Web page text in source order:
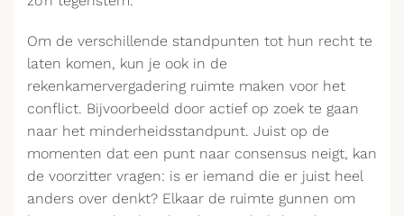
Om de verschillende standpunten tot hun recht te
laten komen, kun je ook in de
rekenkamervergadering ruimte maken voor het
conflict. Bijvoorbeeld door actief op zoek te gaan
naar het minderheidsstandpunt. Juist op de
momenten dat een punt naar consensus neigt, kan
de voorzitter vragen: is er iemand die er juist heel
anders over denkt? Elkaar de ruimte gunnen om